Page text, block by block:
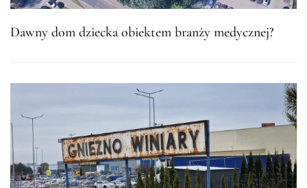
Dawny dom dziecka obiektem branży medycznej?